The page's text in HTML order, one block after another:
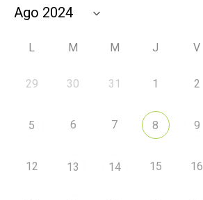
L M M J V
29 30 31 1 2
5 6 7 8 9
12 13 14 15 16